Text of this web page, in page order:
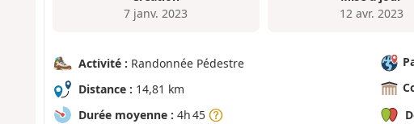
7 janv. 2023
12 avr. 2023
Activité : Randonnée Pédestre
Distance : 14,81 km
Durée moyenne : 4h 45